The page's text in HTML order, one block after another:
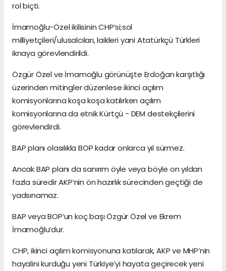
rol biçti.
İmamoğlu-Özel ikilisinin CHP’si;sol
milliyetçileri/ulusalcıları, laikleri yani Atatürkçü Türkleri
iknaya görevlendirildi.
Özgür Özel ve İmamoğlu görünüşte Erdoğan karşıtlığı
üzerinden mitingler düzenlese ikinci açılım
komisyonlarına koşa koşa katılırken açılım
komisyonlarına da etnik Kürtçü - DEM destekçilerini
görevlendirdi.
BAP planı olasılıkla BOP kadar onlarca yıl sürmez.
Ancak BAP planı da sanırım öyle veya böyle on yıldan
fazla süredir AKP’nin ön hazırlık sürecinden geçtiği de
yadsınamaz.
BAP veya BOP’un koç başı Özgür Özel ve Ekrem
İmamoğlu’dur.
CHP, ikinci açılım komisyonuna katılarak, AKP ve MHP’nin
hayalini kurduğu yeni Türkiye’yi hayata geçirecek yeni